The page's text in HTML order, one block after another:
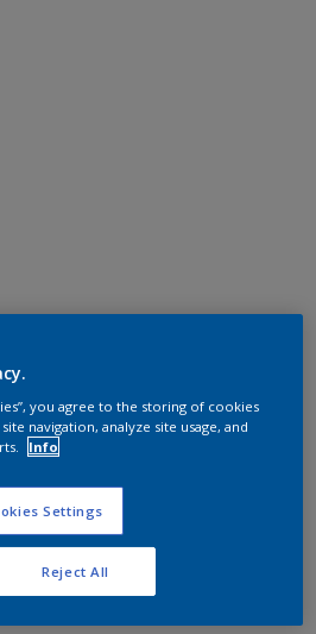
you agree to the storing of cookies
navigation, analyze site usage, and
Info
Settings
Reject All